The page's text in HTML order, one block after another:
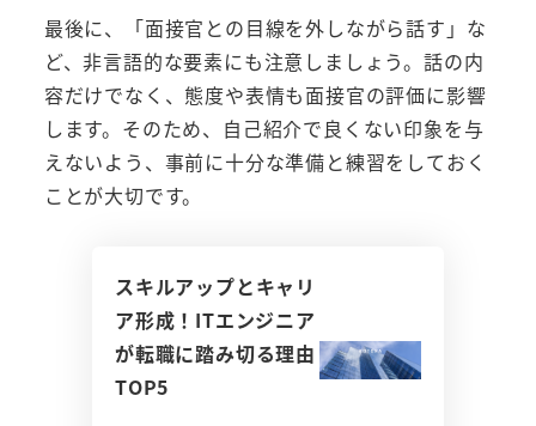
最後に、「面接官との目線を外しながら話す」な
ど、非言語的な要素にも注意しましょう。話の内
容だけでなく、態度や表情も面接官の評価に影響
します。そのため、自己紹介で良くない印象を与
えないよう、事前に十分な準備と練習をしておく
ことが大切です。
スキルアップとキャリ
ア形成！ITエンジニア
が転職に踏み切る理由
TOP5